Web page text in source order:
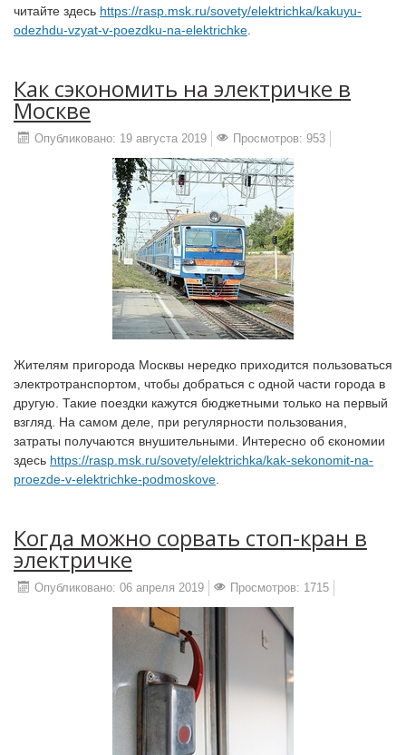
читайте здесь https://rasp.msk.ru/sovety/elektrichka/kakuyu-
odezhdu-vzyat-v-poezdku-na-elektrichke
Как сэкономить на электричке в
Москве
Опубликовано: 19 августа 2019 Просмотров: 953
Жителям пригорода Москвы нередко приходится пользоваться
электротранспортом, чтобы добраться с одной части города в
другую. Такие поездки кажутся бюджетными только на первый
взгляд. На самом деле, при регулярности пользования,
затраты получаются внушительными. Интересно об єкономии
здесь https://rasp.msk.ru/sovety/elektrichka/kak-sekonomit-na-
proezde-v-elektrichke-podmoskove
Когда можно сорвать стоп-кран в
электричке
Опубликовано: 06 апреля 2019 Просмотров: 1715